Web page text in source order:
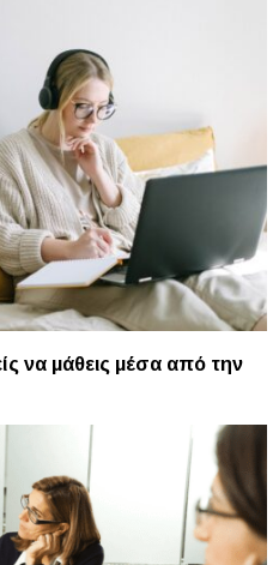
να μάθεις μέσα από την